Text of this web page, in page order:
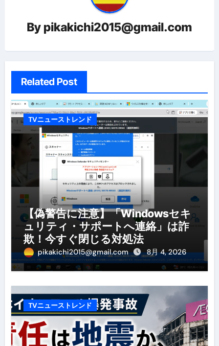
シ
ョ
ン
By pikakichi2015@gmail.com
Related Post
TVニューストレンド
【偽警告に注意】「Windowsセキ
ュリティ・サポートへ連絡」は詐
欺！今すぐ閉じる対処法
pikakichi2015@gmail.com 8月 4, 2026
TVニューストレンド